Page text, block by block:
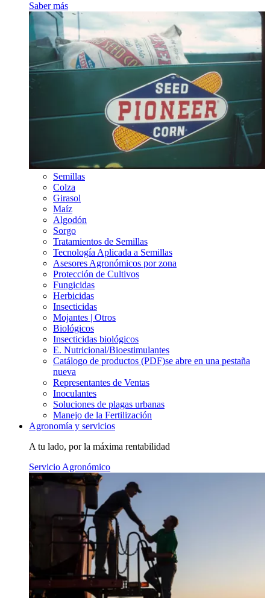
Saber más
Semillas
Colza
Girasol
Maíz
Algodón
Sorgo
Tratamientos de Semillas
Tecnología Aplicada a Semillas
Asesores Agronómicos por zona
Protección de Cultivos
Fungicidas
Herbicidas
Insecticidas
Mojantes | Otros
Biológicos
Insecticidas biológicos
E. Nutricional/Bioestimulantes
Catálogo de productos (PDF)se abre en una pestaña
nueva
Representantes de Ventas
Inoculantes
Soluciones de plagas urbanas
Manejo de la Fertilización
Agronomía y servicios
A tu lado, por la máxima rentabilidad
Servicio Agronómico